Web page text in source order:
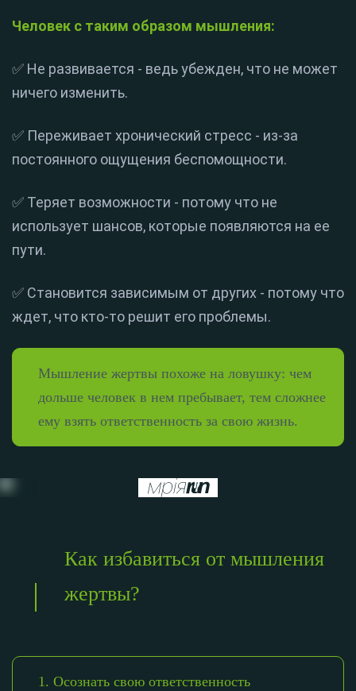
Человек с таким образом мышления:
✅ Не развивается - ведь убежден, что не может
ничего изменить.
✅ Переживает хронический стресс - из-за
постоянного ощущения беспомощности.
✅ Теряет возможности - потому что не
использует шансов, которые появляются на ее
пути.
✅ Становится зависимым от других - потому что
ждет, что кто-то решит его проблемы.
Мышление жертвы похоже на ловушку: чем
дольше человек в нем пребывает, тем сложнее
ему взять ответственность за свою жизнь.
Как избавиться от мышления
жертвы?
1. Осознать свою ответственность